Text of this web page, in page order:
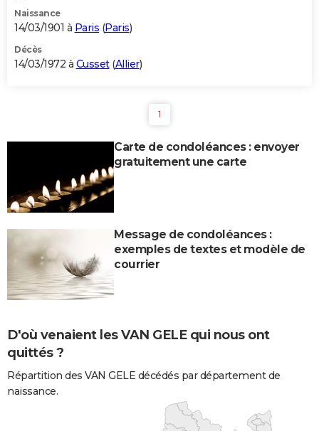
Naissance
14/03/1901 à Paris (Paris)
Décès
14/03/1972 à Cusset(Allier)
1
Carte de condoléances : envoyer
gratuitement une carte
Message de condoléances :
exemples de textes et modèle de
courrier
D'où venaient les VAN GELE qui nous ont
quittés ?
Répartition des VAN GELE décédés par département de
naissance.